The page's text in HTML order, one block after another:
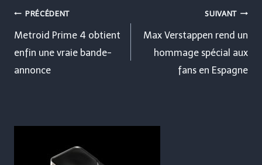
Navigation
de
l’article
PRÉCÉDENT
Metroid Prime 4 obtient
enfin une vraie bande-
annonce
SUIVANT
Max Verstappen rend un
hommage spécial aux
fans en Espagne